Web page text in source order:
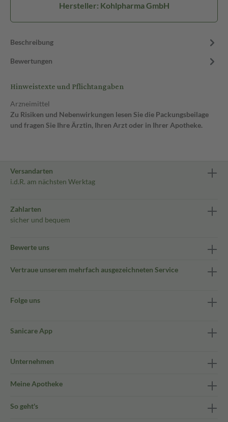
Hersteller: Kohlpharma GmbH
Beschreibung
Bewertungen
Hinweistexte und Pflichtangaben
Arzneimittel
Zu Risiken und Nebenwirkungen lesen Sie die Packungsbeilage
und fragen Sie Ihre Ärztin, Ihren Arzt oder in Ihrer Apotheke.
Versandarten
i.d.R. am nächsten Werktag
Zahlarten
sicher und bequem
Bewerte uns
Vertraue unserem mehrfach ausgezeichneten Service
Folge uns
Sanicare App
Unternehmen
Meine Apotheke
So geht's